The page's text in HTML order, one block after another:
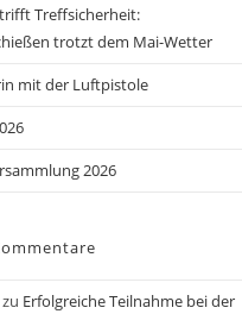
Treffsicherheit:
trotzt dem Mai-Wetter
mit der Luftpistole
2026
zu Erfolgreiche Teilnahme bei der